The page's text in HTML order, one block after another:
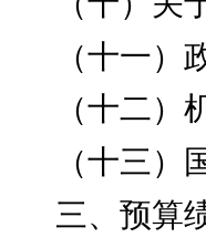
（十一）
（十二）
（十三）
三、预算